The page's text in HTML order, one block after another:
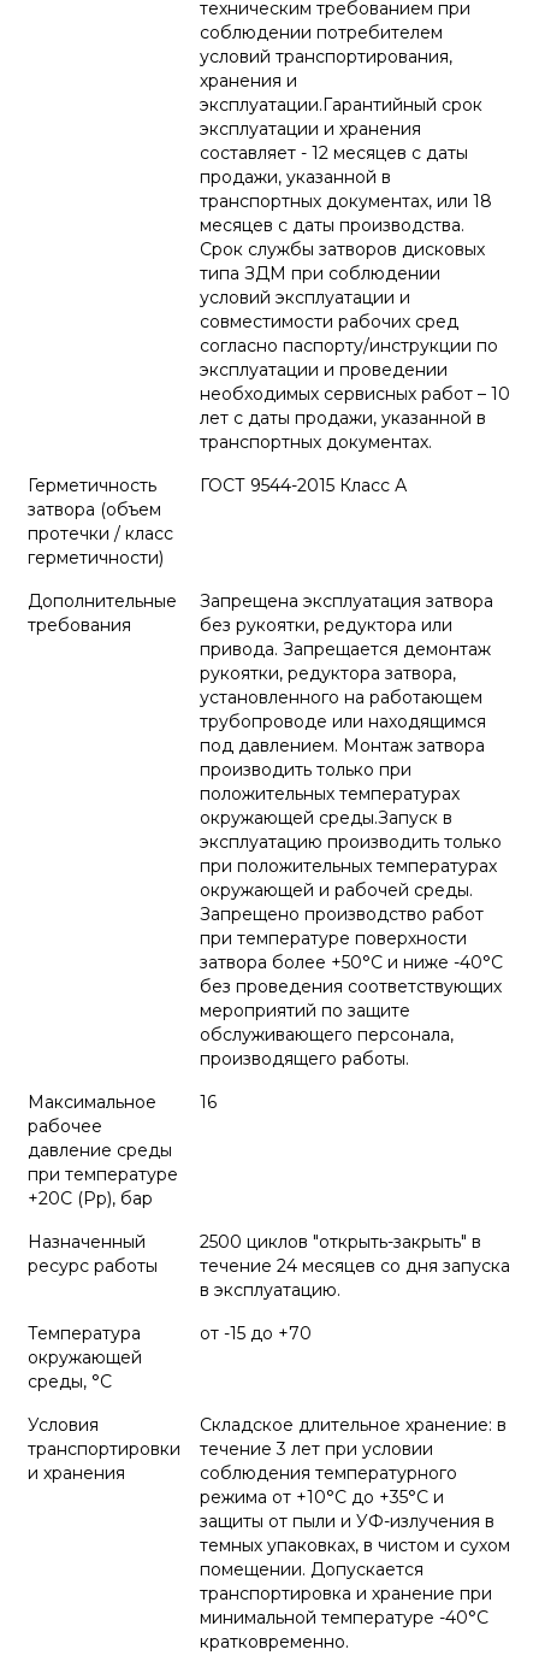
техническим требованием при
соблюдении потребителем
условий транспортирования,
хранения и
эксплуатации.Гарантийный срок
эксплуатации и хранения
составляет - 12 месяцев с даты
продажи, указанной в
транспортных документах, или 18
месяцев с даты производства.
Срок службы затворов дисковых
типа ЗДМ при соблюдении
условий эксплуатации и
совместимости рабочих сред
согласно паспорту/инструкции по
эксплуатации и проведении
необходимых сервисных работ – 10
лет с даты продажи, указанной в
транспортных документах.
Герметичность
затвора (объем
протечки / класс
герметичности)
ГОСТ 9544-2015 Класс А
Дополнительные
требования
Запрещена эксплуатация затвора
без рукоятки, редуктора или
привода. Запрещается демонтаж
рукоятки, редуктора затвора,
установленного на работающем
трубопроводе или находящимся
под давлением. Монтаж затвора
производить только при
положительных температурах
окружающей среды.Запуск в
эксплуатацию производить только
при положительных температурах
окружающей и рабочей среды.
Запрещено производство работ
при температуре поверхности
затвора более +50°С и ниже -40°С
без проведения соответствующих
мероприятий по защите
обслуживающего персонала,
производящего работы.
Максимальное
рабочее
давление среды
при температуре
+20С (Рр), бар
16
Назначенный
ресурс работы
2500 циклов "открыть-закрыть" в
течение 24 месяцев со дня запуска
в эксплуатацию.
Температура
окружающей
среды, °С
от -15 до +70
Условия
транспортировки
и хранения
Складское длительное хранение: в
течение 3 лет при условии
соблюдения температурного
режима от +10°С до +35°С и
защиты от пыли и УФ-излучения в
темных упаковках, в чистом и сухом
помещении. Допускается
транспортировка и хранение при
минимальной температуре -40°С
кратковременно.